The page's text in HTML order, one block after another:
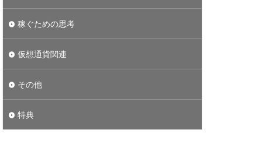
稼ぐための思考
仮想通貨関連
その他
特典